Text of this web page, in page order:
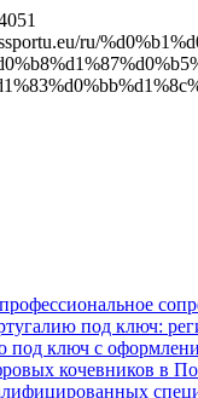
ru/
под ключ:
под ключ с
кочевников в